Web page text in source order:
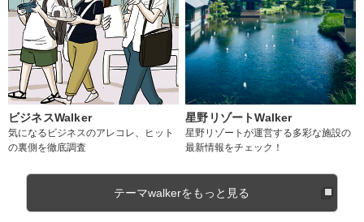
ビジネスWalker
気になるビジネスのアレコレ、ヒット
の裏側を徹底調査
星野リゾートWalker
星野リゾートが運営する多彩な施設の
最新情報をチェック！
テーマwalkerをもっと見る